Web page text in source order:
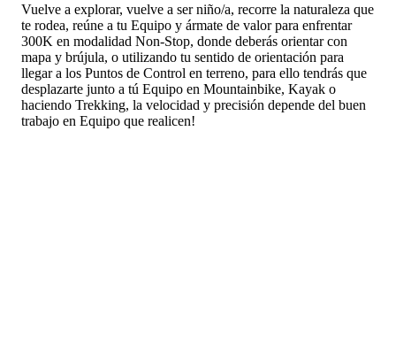
Vuelve a explorar, vuelve a ser niño/a, recorre la naturaleza que
te rodea, reúne a tu Equipo y ármate de valor para enfrentar
300K en modalidad Non-Stop, donde deberás orientar con
mapa y brújula, o utilizando tu sentido de orientación para
llegar a los Puntos de Control en terreno, para ello tendrás que
desplazarte junto a tú Equipo en Mountainbike, Kayak o
haciendo Trekking, la velocidad y precisión depende del buen
trabajo en Equipo que realicen!